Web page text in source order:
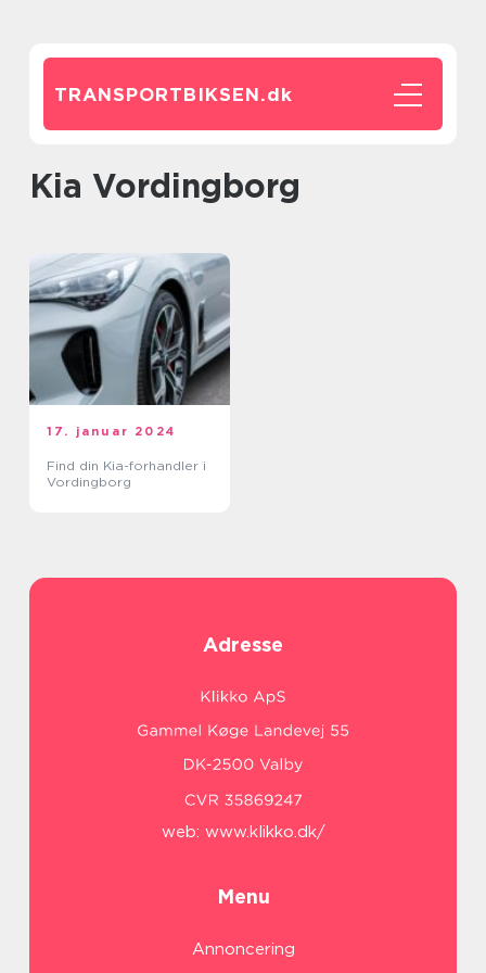
TRANSPORTBIKSEN.dk
Kia Vordingborg
17. januar 2024
Find din Kia-forhandler i
Vordingborg
Adresse
web: www.klikko.dk/
Menu
Annoncering